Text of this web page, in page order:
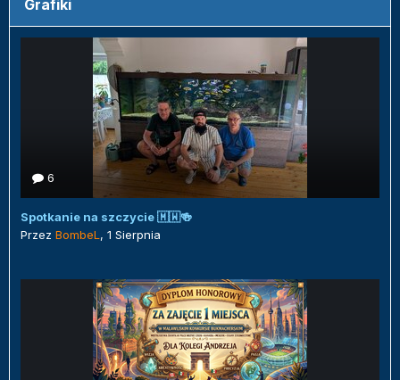
Grafiki
6
Spotkanie na szczycie 🇲🇼🍻
Przez BombeL , 1 Sierpnia